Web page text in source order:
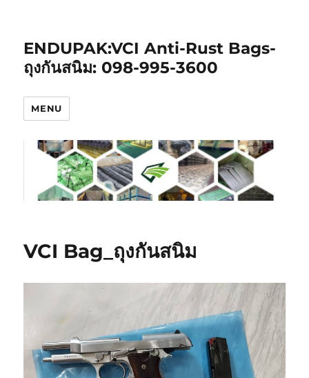
ENDUPAK:VCI Anti-Rust Bags-
ถุงกันสนิม: 098-995-3600
MENU
VCI Bag_ถุงกันสนิม